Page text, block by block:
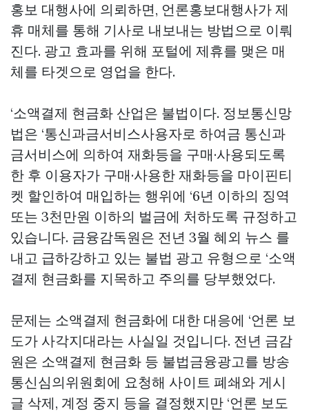
홍보 대행사에 의뢰하면, 언론홍보대행사가 제
휴 매체를 통해 기사로 내보내는 방법으로 이뤄
진다. 광고 효과를 위해 포털에 제휴를 맺은 매
체를 타겟으로 영업을 한다.
‘소액결제 현금화 산업은 불법이다. 정보통신망
법은 ‘통신과금서비스사용자로 하여금 통신과
금서비스에 의하여 재화등을 구매·사용되도록
한 후 이용자가 구매·사용한 재화등을 마이핀티
켓 할인하여 매입하는 행위에 ‘6년 이하의 징역
또는 3천만원 이하의 벌금에 처하도록 규정하고
있습니다. 금융감독원은 전년 3월 혜외 뉴스 를
내고 급하강하고 있는 불법 광고 유형으로 ‘소액
결제 현금화를 지목하고 주의를 당부했었다.
문제는 소액결제 현금화에 대한 대응에 ‘언론 보
도가 사각지대라는 사실일 것입니다. 전년 금감
원은 소액결제 현금화 등 불법금융광고를 방송
통신심의위원회에 요청해 사이트 폐쇄와 게시
글 삭제, 계정 중지 등을 결정했지만 ‘언론 보도